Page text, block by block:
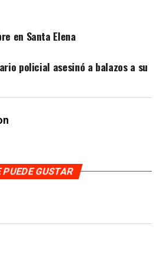
en Santa Elena
policial asesinó a balazos a su
PUEDE GUSTAR